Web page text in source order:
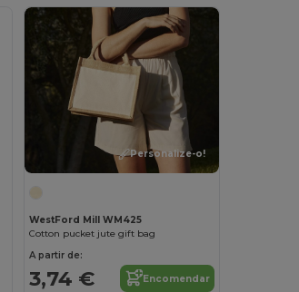
Personalize-o!
WestFord Mill WM425
Cotton pucket jute gift bag
A partir de:
3,74 € Encomendar